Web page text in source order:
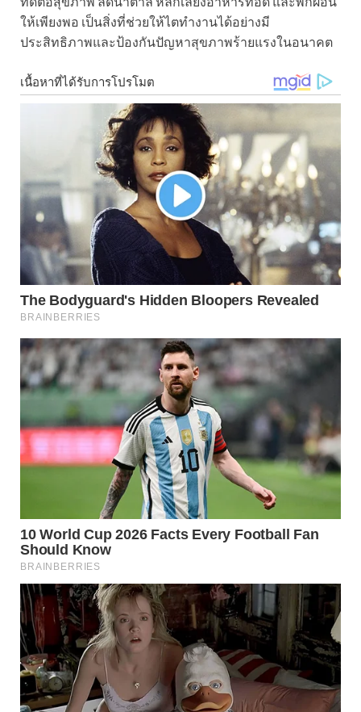
ให้เพียงพอ เป็นสิ่งที่ช่วยให้ไตทำงานได้อย่างมี
ประสิทธิภาพและป้องกันปัญหาสุขภาพร้ายแรงในอนาคต